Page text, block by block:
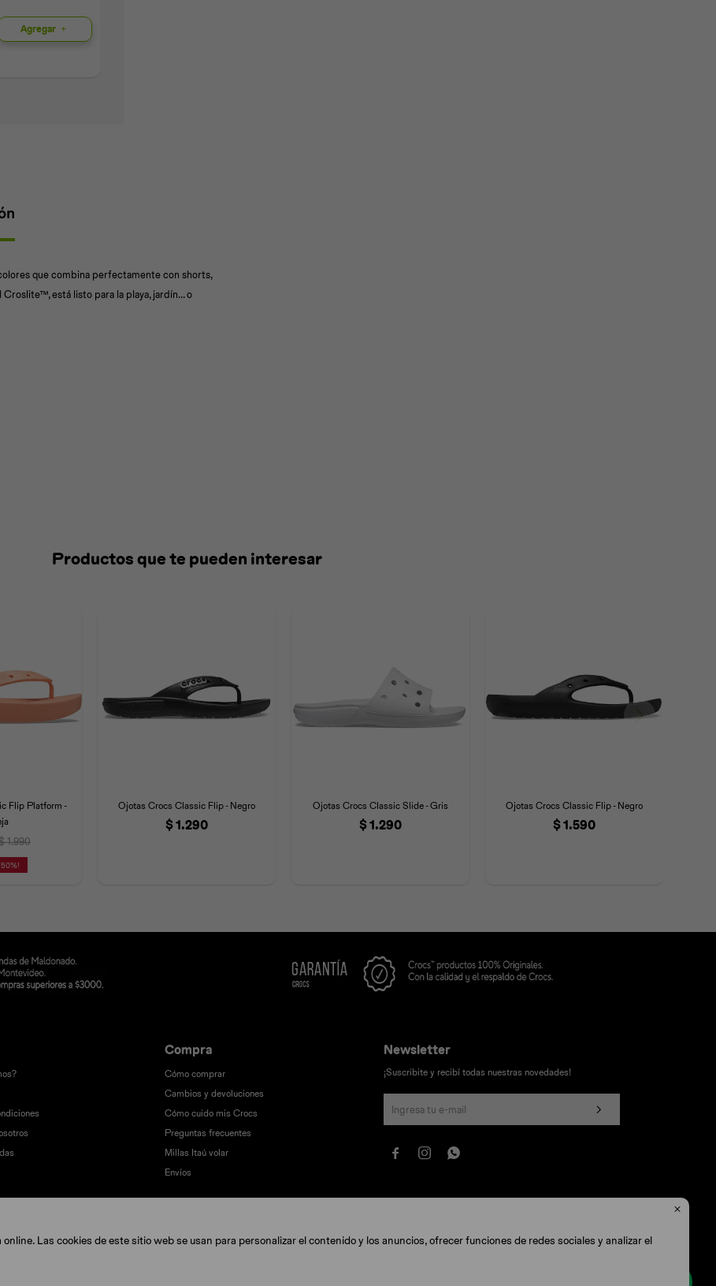

Las cookies de este sitio web se usan para personalizar el contenido y los anuncios, ofrecer funciones de redes sociales y analizar el
Agregar
que combina perfectamente con shorts,
está listo para la playa, jardín... o
Productos que te pueden interesar
Flip Platform -
1.990
50
Ojotas Crocs Classic Flip - Negro
$1.290
Ojotas Crocs Classic Slide - Gris
$1.290
Ojotas Crocs Classic Flip - Negro
$1.590
Compra
Cómo comprar
Cambios y devoluciones
Cómo cuido mis Crocs
Preguntas frecuentes
Millas Itaú volar
Envíos
Newsletter
¡Suscribite y recibí todas nuestras novedades!
  